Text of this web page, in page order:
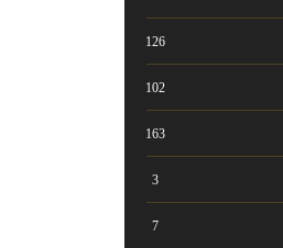
126
102
163
3
7